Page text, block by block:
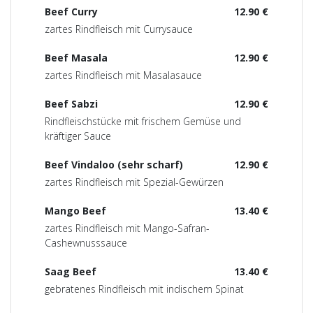
12.90 €
Beef Curry
zartes Rindfleisch mit Currysauce
12.90 €
Beef Masala
zartes Rindfleisch mit Masalasauce
12.90 €
Beef Sabzi
Rindfleischstücke mit frischem Gemüse und
kräftiger Sauce
12.90 €
Beef Vindaloo (sehr scharf)
zartes Rindfleisch mit Spezial-Gewürzen
13.40 €
Mango Beef
zartes Rindfleisch mit Mango-Safran-
Cashewnusssauce
13.40 €
Saag Beef
gebratenes Rindfleisch mit indischem Spinat